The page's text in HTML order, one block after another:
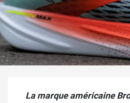
La marque américaine